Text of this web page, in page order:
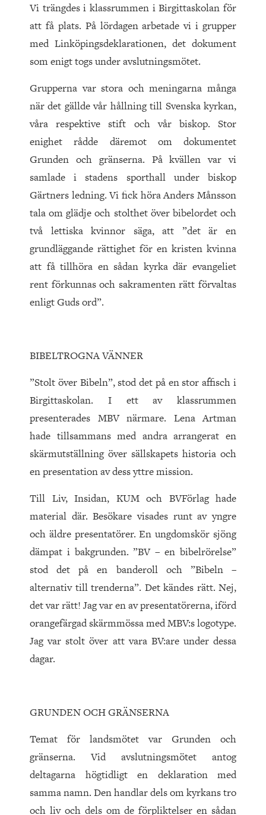
Vi trängdes i klassrummen i Birgittaskolan för
att få plats. På lördagen arbetade vi i grupper
med Linköpingsdeklarationen, det dokument
som enigt togs under avslutningsmötet.
Grupperna var stora och meningarna många
när det gällde vår hållning till Svenska kyrkan,
våra respektive stift och vår biskop. Stor
enighet rådde däremot om dokumentet
Grunden och gränserna. På kvällen var vi
samlade i stadens sporthall under biskop
Gärtners ledning. Vi fick höra Anders Månsson
tala om glädje och stolthet över bibelordet och
två lettiska kvinnor säga, att ”det är en
grundläggande rättighet för en kristen kvinna
att få tillhöra en sådan kyrka där evangeliet
rent förkunnas och sakramenten rätt förvaltas
enligt Guds ord”.
BIBELTROGNA VÄNNER
”Stolt över Bibeln”, stod det på en stor affisch i
Birgittaskolan. I ett av klassrummen
presenterades MBV närmare. Lena Artman
hade tillsammans med andra arrangerat en
skärmutställning över sällskapets historia och
en presentation av dess yttre mission.
Till Liv, Insidan, KUM och BVFörlag hade
material där. Besökare visades runt av yngre
och äldre presentatörer. En ungdomskör sjöng
dämpat i bakgrunden. ”BV – en bibelrörelse”
stod det på en banderoll och ”Bibeln –
alternativ till trenderna”. Det kändes rätt. Nej,
det var rätt! Jag var en av presentatörerna, iförd
orangefärgad skärmmössa med MBV:s logotype.
Jag var stolt över att vara BV:are under dessa
dagar.
GRUNDEN OCH GRÄNSERNA
Temat för landsmötet var Grunden och
gränserna. Vid avslutningsmötet antog
deltagarna högtidligt en deklaration med
samma namn. Den handlar dels om kyrkans tro
och liv och dels om de förpliktelser en sådan